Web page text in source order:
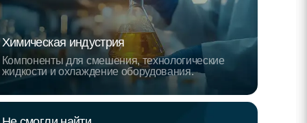
Химическая индустрия
Компоненты для смешения, технологические
жидкости и охлаждение оборудования.